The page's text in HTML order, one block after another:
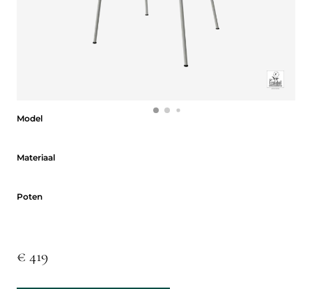
Model
Materiaal
Poten
€ 419